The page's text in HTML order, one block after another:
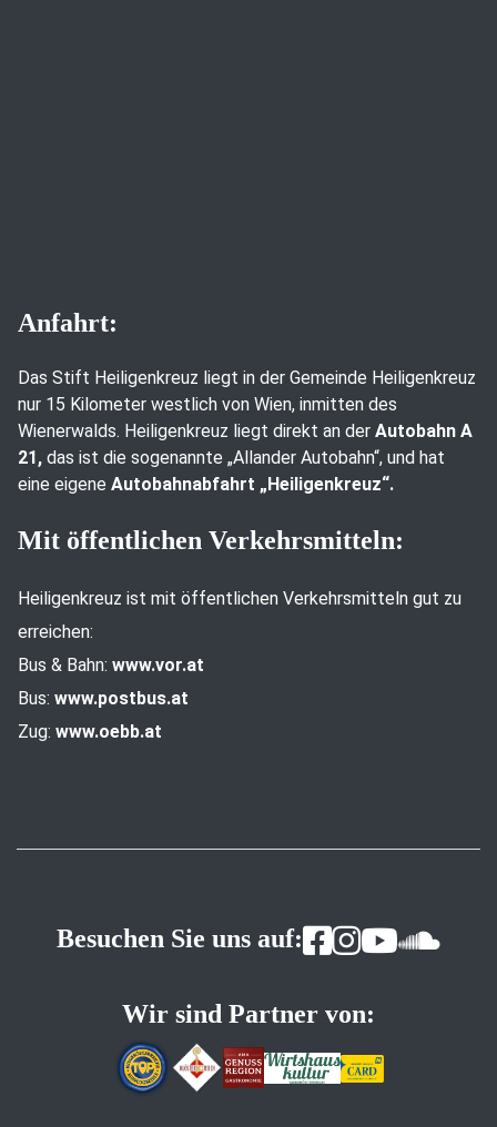
Anfahrt:
Das Stift Heiligenkreuz liegt in der Gemeinde Heiligenkreuz
nur 15 Kilometer westlich von Wien, inmitten des
Wienerwalds. Heiligenkreuz liegt direkt an der Autobahn A
21, das ist die sogenannte „Allander Autobahn“, und hat
eine eigene Autobahnabfahrt „Heiligenkreuz“.
Mit öffentlichen Verkehrsmitteln:
Heiligenkreuz ist mit öffentlichen Verkehrsmitteln gut zu
erreichen:
Bus & Bahn: www.vor.at
Bus: www.postbus.at
Zug: www.oebb.at
Besuchen Sie uns auf:
Wir sind Partner von: